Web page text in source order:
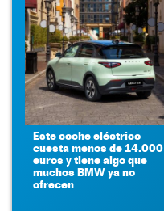
Este coche eléctrico
cuesta menos de 14.000
euros y tiene algo que
muchos BMW ya no
ofrecen